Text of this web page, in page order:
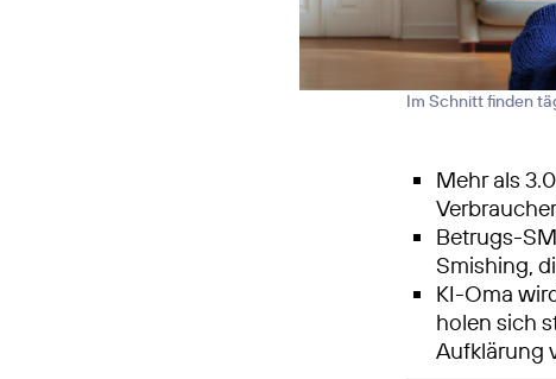
Im Schnitt finden
Mehr als
Betrugs-
Smishing,
KI-Oma
holen sich
Aufklärung